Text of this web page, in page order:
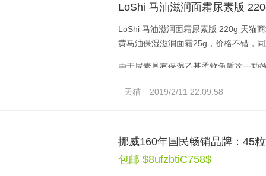
LoShi 马油滋润面霜尿素版
LoShi 马油滋润面霜尿素版 220g 天猫
黄马油保湿滋润面霜25g，价格不错，
由于尿素具有保湿乙基柔软角质这一功
LoShi马油滋润面霜尿素版除了原本所
天猫 2019/2/11 22:09:58
挪威160年国民畅销品牌：45
包邮 $8ufzbtiC758$